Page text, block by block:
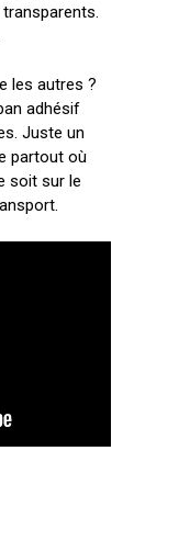
les autres ?
adhésif
Juste un
partout où
soit sur le